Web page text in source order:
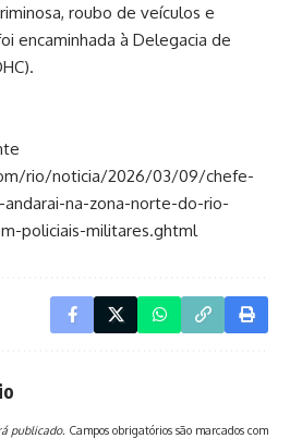
roubo de veículos e
encaminhada à Delegacia de
rio/noticia/2026/03/09/chefe-
na-zona-norte-do-rio-
policiais-militares.ghtml
publicado. Campos obrigatórios são marcados com